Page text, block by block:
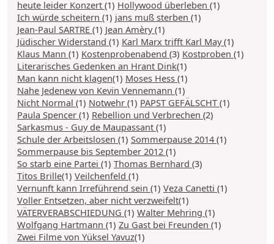
heute leider Konzert (1) Hollywood überleben (1)
Ich würde scheitern (1) jans muß sterben (1)
Jean-Paul SARTRE (1) Jean Amèry(1)
Jüdischer Widerstand (1) Karl Marx trifft Karl May(1)
Klaus Mann (1) Kostenprobenabend (3) Kostproben (1)
Literarisches Gedenken an Hrant Dink(1)
Man kann nicht klagen(1) Moses Hess (1)
Nahe Jedenew von Kevin Vennemann (1)
Nicht Normal (1) Notwehr (1) PAPST GEFÄLSCHT (1)
Paula Spencer (1) Rebellion und Verbrechen (2)
Sarkasmus - Guy de Maupassant (1)
Schule der Arbeitslosen (1) Sommerpause 2014 (1)
Sommerpause bis September 2012 (1)
So starb eine Partei (1) Thomas Bernhard (3)
Titos Brille(1) Veilchenfeld (1)
Vernunft kann Irreführend sein (1) Veza Canetti (1)
Voller Entsetzen, aber nicht verzweifelt(1)
VÄTERVERABSCHIEDUNG (1) Walter Mehring (1)
Wolfgang Hartmann (1) Zu Gast bei Freunden (1)
Zwei Filme von Yüksel Yavuz(1)